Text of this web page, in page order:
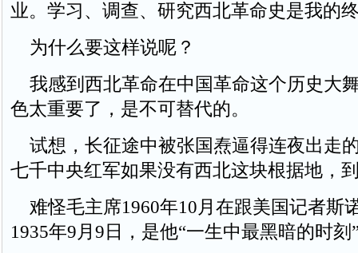
业。学习、调查、研究西北革命史是我的
为什么要这样说呢？
我感到西北革命在中国革命这个历史大
色太重要了，是不可替代的。
试想，长征途中被张国焘逼得连夜出走
七千中央红军如果没有西北这块根据地，
难怪毛主席1960年10月在跟美国记者斯
1935年9月9日，是他“一生中最黑暗的时刻